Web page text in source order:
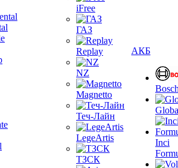
iFree
ГАЗ
Replay
NZ
Magnetto
Теч-Лайн
LegeArtis
ТЗСК
АКБ
Inci